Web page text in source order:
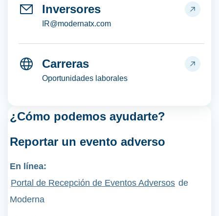
Inversores
IR@modernatx.com
Carreras
Oportunidades laborales
¿Cómo podemos ayudarte?
Reportar un evento adverso
En línea:
Portal de Recepción de Eventos Adversos de
Moderna